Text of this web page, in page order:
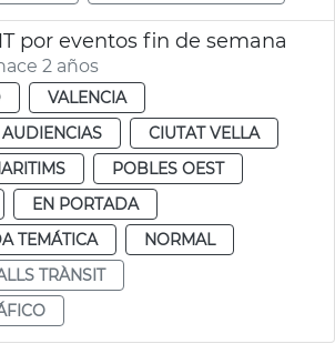
por eventos fin de semana
2 años
VALENCIA
CIUTAT VELLA
POBLES OEST
EN PORTADA
TEMÁTICA
NORMAL
TRÀNSIT